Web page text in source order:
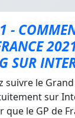
-
SUR
suivre le
sur
le GP de